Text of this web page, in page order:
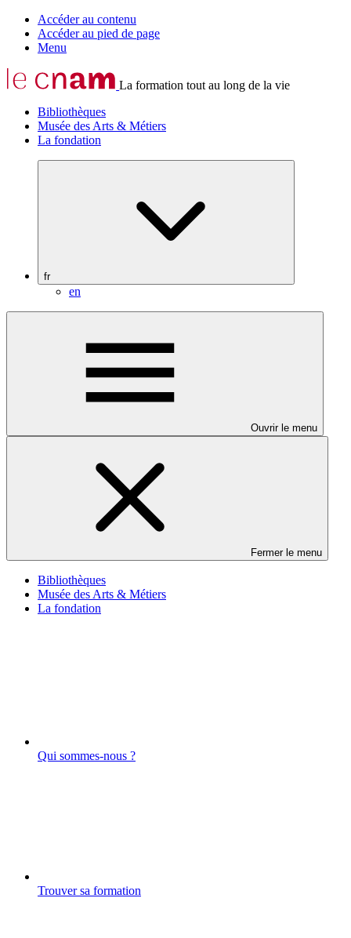
Accéder au contenu
Accéder au pied de page
Menu
La formation tout au long de la vie
Bibliothèques
Musée des Arts & Métiers
La fondation
fr
en
Ouvrir le menu
Fermer le menu
Bibliothèques
Musée des Arts & Métiers
La fondation
Qui sommes-nous ?
Trouver sa formation